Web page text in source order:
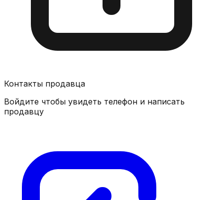
Контакты продавца
Войдите чтобы увидеть телефон и написать
продавцу